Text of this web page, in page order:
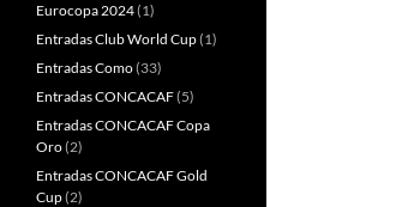
Eurocopa 2024(1)
Entradas Club World Cup(1)
Entradas Como(33)
Entradas CONCACAF(5)
Entradas CONCACAF Copa
Oro(2)
Entradas CONCACAF Gold
Cup(2)